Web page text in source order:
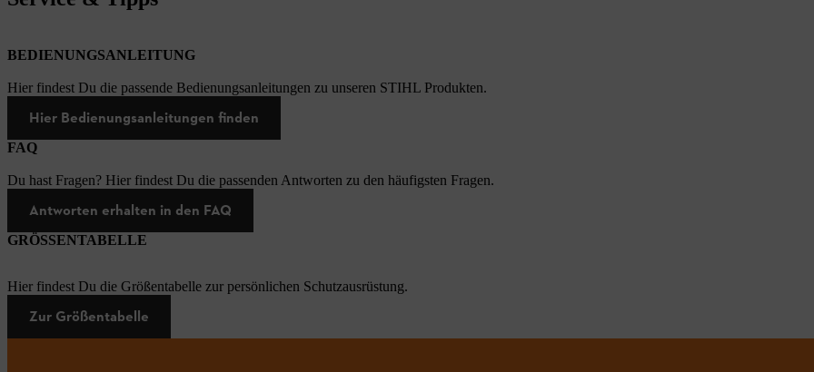
BEDIENUNGSANLEITUNG
Hier findest Du die passende Bedienungsanleitungen zu unseren STIHL Produkten.
Hier Bedienungsanleitungen finden
FAQ
Du hast Fragen? Hier findest Du die passenden Antworten zu den häufigsten Fragen.
Antworten erhalten in den FAQ
GRÖSSENTABELLE
Hier findest Du die Größentabelle zur persönlichen Schutzausrüstung.
Zur Größentabelle